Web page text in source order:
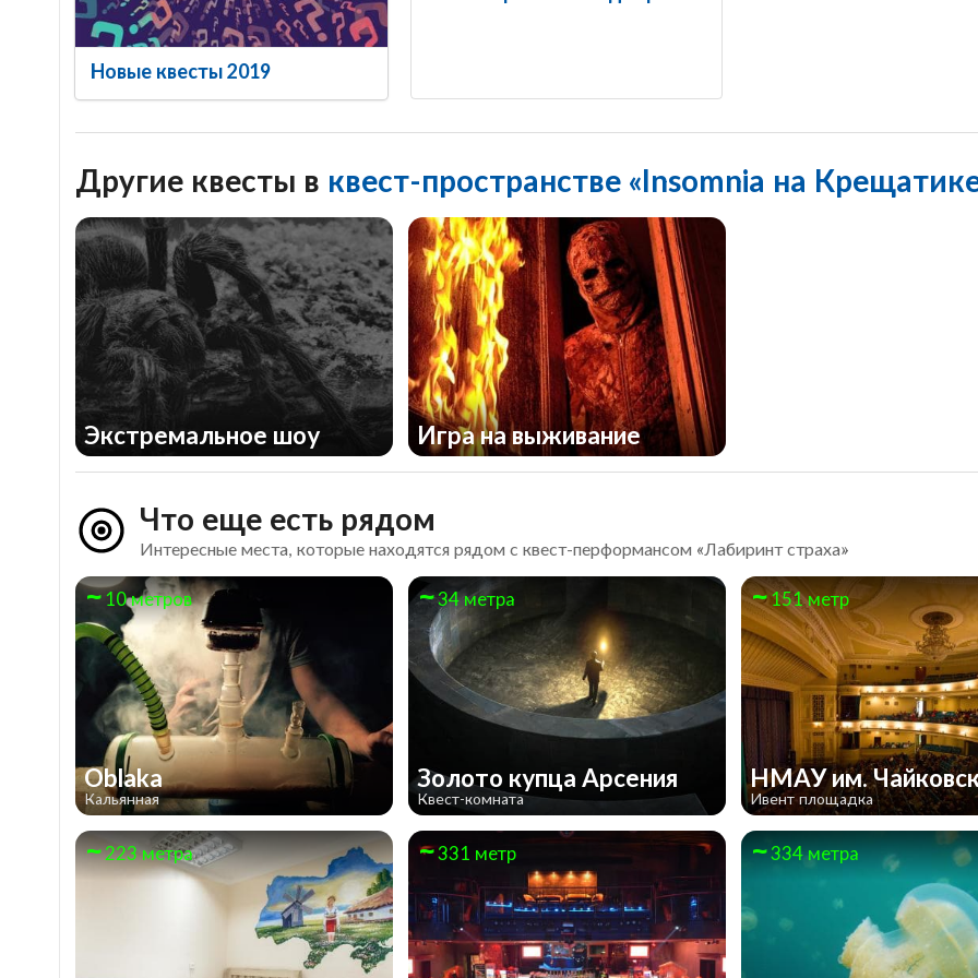
Новые квесты 2019
Другие квесты в квест-пространстве «Insomnia на
Экстремальное шоу Игра на выживание
Что еще есть рядом
Интересные места, которые находятся рядом с квест-перформансом «Лабиринт страха»
10 метров
Oblaka
Кальянная
34 метра
Золото купца Арсения
Квест-комната
151 метр
НМАУ им.
Ивент площадка
223 метра 331 метр 334 метра